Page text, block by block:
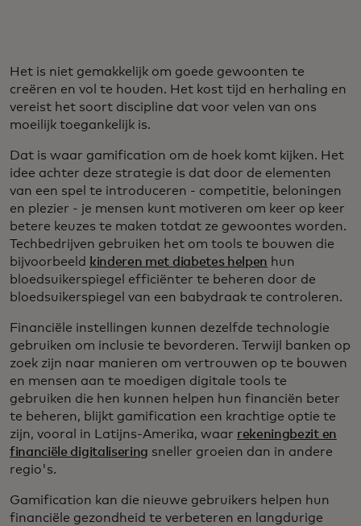
Het is niet gemakkelijk om goede gewoonten te
creëren en vol te houden. Het kost tijd en herhaling en
vereist het soort discipline dat voor velen van ons
moeilijk toegankelijk is.
Dat is waar gamification om de hoek komt kijken. Het
idee achter deze strategie is dat door de elementen
van een spel te introduceren - competitie, beloningen
en plezier - je mensen kunt motiveren om keer op keer
betere keuzes te maken totdat ze gewoontes worden.
Techbedrijven gebruiken het om tools te bouwen die
bijvoorbeeld kinderen met diabetes helpen hun
bloedsuikerspiegel efficiënter te beheren door de
bloedsuikerspiegel van een babydraak te controleren.
Financiële instellingen kunnen dezelfde technologie
gebruiken om inclusie te bevorderen. Terwijl banken op
zoek zijn naar manieren om vertrouwen op te bouwen
en mensen aan te moedigen digitale tools te
gebruiken die hen kunnen helpen hun financiën beter
te beheren, blijkt gamification een krachtige optie te
zijn, vooral in Latijns-Amerika, waar rekeningbezit en
financiële digitalisering sneller groeien dan in andere
regio's.
Gamification kan die nieuwe gebruikers helpen hun
financiële gezondheid te verbeteren en langdurige